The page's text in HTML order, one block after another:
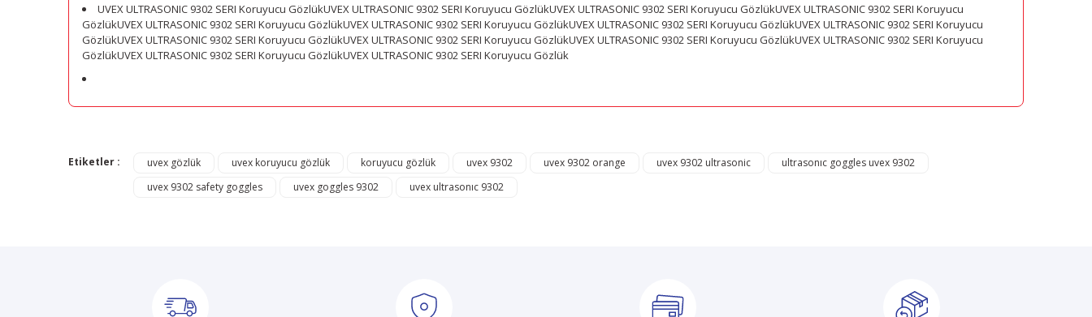
UVEX ULTRASONIC 9302 SERI Koruyucu GözlükUVEX ULTRASONIC 9302 SERI Koruyucu GözlükUVEX ULTRASONIC 9302 SERI Koruyucu GözlükUVEX ULTRASONIC 9302 SERI Koruyucu
GözlükUVEX ULTRASONIC 9302 SERI Koruyucu GözlükUVEX ULTRASONIC 9302 SERI Koruyucu GözlükUVEX ULTRASONIC 9302 SERI Koruyucu GözlükUVEX ULTRASONIC 9302 SERI Koruyucu
GözlükUVEX ULTRASONIC 9302 SERI Koruyucu GözlükUVEX ULTRASONIC 9302 SERI Koruyucu GözlükUVEX ULTRASONIC 9302 SERI Koruyucu GözlükUVEX ULTRASONIC 9302 SERI Koruyucu
GözlükUVEX ULTRASONIC 9302 SERI Koruyucu GözlükUVEX ULTRASONIC 9302 SERI Koruyucu Gözlük
Bu ürüne ilk yorumu siz yapın!
Ürün resmi kalitesiz, bozuk veya görüntülenemiyor.
Etiketler : uvex gözlük uvex koruyucu gözlük koruyucu gözlük uvex 9302 uvex 9302 orange uvex 9302 ultrasonic
ultrasonıc goggles uvex 9302
uvex 9302 safety goggles
uvex goggles 9302 uvex ultrasonıc 9302